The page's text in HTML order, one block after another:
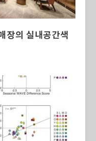
장의 실내공간색